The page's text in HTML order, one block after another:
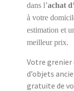
dans l’achat
à votre
estimation et
meilleur prix.
Votre grenier
d’objets
gratuite de